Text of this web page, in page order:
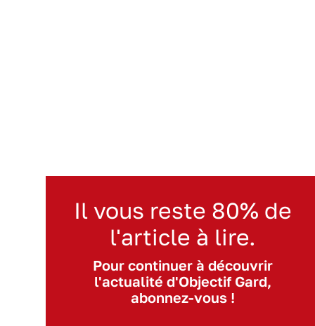
Il vous reste 80% de
l'article à lire.
Pour continuer à découvrir
l'actualité d'Objectif Gard,
abonnez-vous !